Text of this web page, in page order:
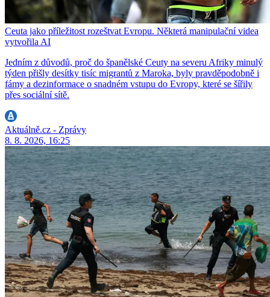
Ceuta jako příležitost rozeštvat Evropu. Některá manipulační videa
vytvořila AI
Jedním z důvodů, proč do španělské Ceuty na severu Afriky minulý
týden přišly desítky tisíc migrantů z Maroka, byly pravděpodobně i
fámy a dezinformace o snadném vstupu do Evropy, které se šířily
přes sociální sítě.
Aktuálně.cz - Zprávy
8. 8. 2026, 16:25